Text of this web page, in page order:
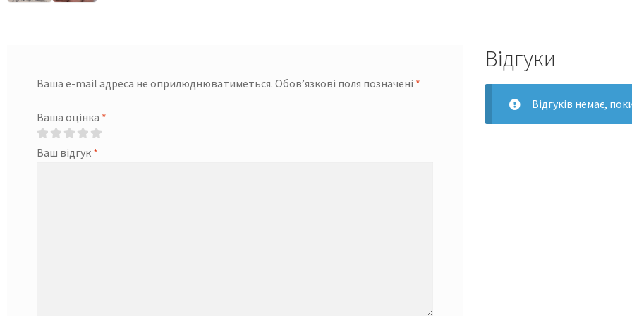
Відгуки
Відгуків немає,
Ваша e-mail адреса не оприлюднюватиметься. Обов’язкові поля позначені *
Ваша оцінка *
Ваш відгук *